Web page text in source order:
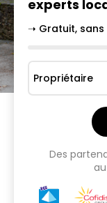
experts
➝ Gratuit,
Propriétaire
Des